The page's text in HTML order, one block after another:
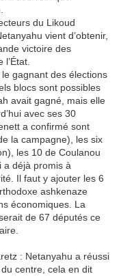
du Likoud
vient d’obtenir,
victoire des
gagnant des élections
blocs sont possibles
avait gagné, mais elle
avec ses 30
a confirmé sont
la campagne), les six
les 10 de Coulanou
a déjà promis à
Il faut y ajouter les 6
ashkenaze
économiques. La
de 67 députés ce
: Netanyahu a réussi
centre, cela en dit